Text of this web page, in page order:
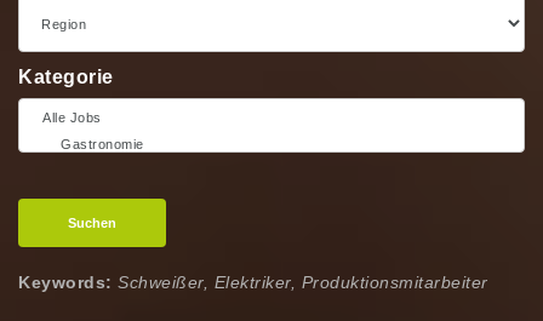
Kategorie
Suchen
Keywords: Schweißer, Elektriker, Produktionsmitarbeiter